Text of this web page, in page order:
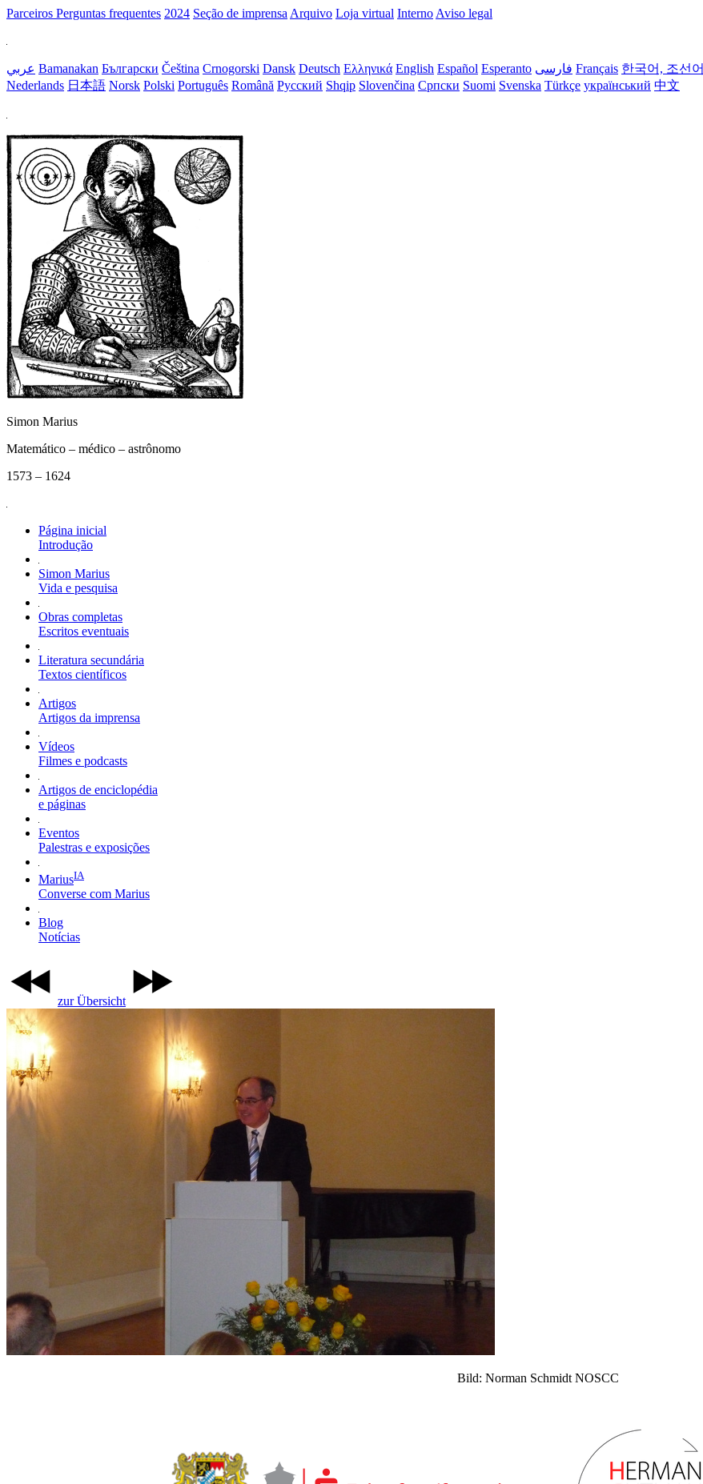
Parceiros Perguntas frequentes 2024 Seção de imprensa Arquivo Loja virtual Interno Aviso legal
عربي Bamanakan Български Čeština Crnogorski Dansk Deutsch Ελληνικά English Español Esperanto فارسی Français 한국어, 조선어
Nederlands 日本語 Norsk Polski Português Română Русский Shqip Slovenčina Српски Suomi Svenska Türkçe український 中文
Simon Marius
Matemático – médico – astrônomo
1573 – 1624
Página inicial
Introdução
Simon Marius
Vida e pesquisa
Obras completas
Escritos eventuais
Literatura secundária
Textos científicos
Artigos
Artigos da imprensa
Vídeos
Filmes e podcasts
Artigos de enciclopédia
e páginas
Eventos
Palestras e exposições
MariusIA
Converse com Marius
Blog
Notícias
zur Übersicht
Bild: Norman Schmidt NOSCC